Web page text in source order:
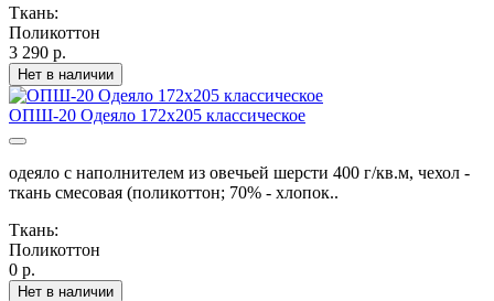
Ткань:
Поликоттон
3 290 р.
Нет в наличии
ОПШ-20 Одеяло 172х205 классическое
одеяло с наполнителем из овечьей шерсти 400 г/кв.м, чехол -
ткань смесовая (поликоттон; 70% - хлопок..
Ткань:
Поликоттон
0 р.
Нет в наличии